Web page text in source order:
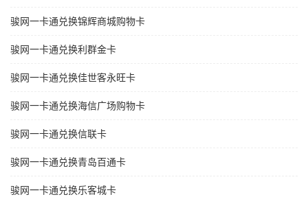
骏网一卡通兑换锦辉商城购物卡
骏网一卡通兑换利群金卡
骏网一卡通兑换佳世客永旺卡
骏网一卡通兑换海信广场购物卡
骏网一卡通兑换信联卡
骏网一卡通兑换青岛百通卡
骏网一卡通兑换乐客城卡